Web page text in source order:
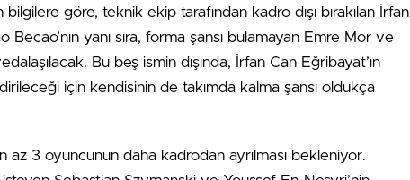
bilgilere göre, teknik ekip tarafından kadro dışı bırakılan İrfan
yanı sıra, forma şansı bulamayan Emre Mor ve
Bu beş ismin dışında, İrfan Can Eğribayat’ın
için kendisinin de takımda kalma şansı oldukça
az 3 oyuncunun daha kadrodan ayrılması bekleniyor.